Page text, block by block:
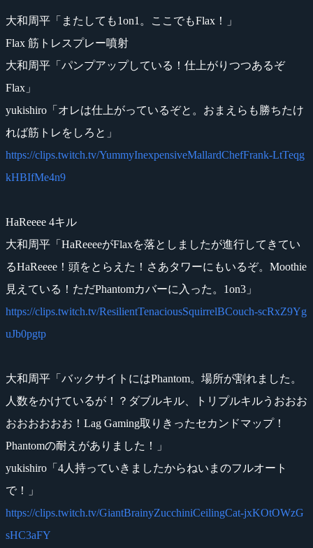
大和周平「またしても1on1。ここでもFlax！」
Flax 筋トレスプレー噴射
大和周平「パンプアップしている！仕上がりつつあるぞ
Flax」
yukishiro「オレは仕上がっているぞと。おまえらも勝ちたけ
れば筋トレをしろと」
https://clips.twitch.tv/YummyInexpensiveMallardChefFrank-LtTeqg
kHBIfMe4n9
HaReeee 4キル
大和周平「HaReeeeがFlaxを落としましたが進行してきてい
るHaReeee！頭をとらえた！さあタワーにもいるぞ。Moothie
見えている！ただPhantomカバーに入った。1on3」
https://clips.twitch.tv/ResilientTenaciousSquirrelBCouch-scRxZ9Yg
uJb0pgtp
大和周平「バックサイトにはPhantom。場所が割れました。
人数をかけているが！？ダブルキル、トリプルキルうおおお
おおおおおお！Lag Gaming取りきったセカンドマップ！
Phantomの耐えがありました！」
yukishiro「4人持っていきましたからねいまのフルオート
で！」
https://clips.twitch.tv/GiantBrainyZucchiniCeilingCat-jxKOtOWzG
sHC3aFY